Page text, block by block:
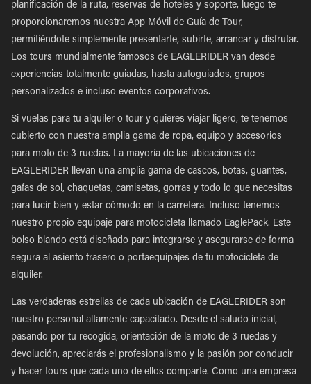
planificación de la ruta, reservas de hoteles y soporte, luego te
proporcionaremos nuestra App Móvil de Guía de Tour,
permitiéndote simplemente presentarte, subirte, arrancar y disfrutar.
Los tours mundialmente famosos de EAGLERIDER van desde
experiencias totalmente guiadas, hasta autoguiados, grupos
personalizados e incluso eventos corporativos.
Si vuelas para tu alquiler o tour y quieres viajar ligero, te tenemos
cubierto con nuestra amplia gama de ropa, equipo y accesorios
para moto de 3 ruedas. La mayoría de las ubicaciones de
EAGLERIDER llevan una amplia gama de cascos, botas, guantes,
gafas de sol, chaquetas, camisetas, gorras y todo lo que necesitas
para lucir bien y estar cómodo en la carretera. Incluso tenemos
nuestro propio equipaje para motocicleta llamado EaglePack. Este
bolso blando está diseñado para integrarse y asegurarse de forma
segura al asiento trasero o portaequipajes de tu motocicleta de
alquiler.
Las verdaderas estrellas de cada ubicación de EAGLERIDER son
nuestro personal altamente capacitado. Desde el saludo inicial,
pasando por tu recogida, orientación de la moto de 3 ruedas y
devolución, apreciarás el profesionalismo y la pasión por conducir
y hacer tours que cada uno de ellos comparte. Como una empresa